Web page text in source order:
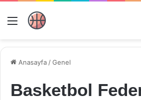
Menü
Anasayfa /Genel
Basketbol